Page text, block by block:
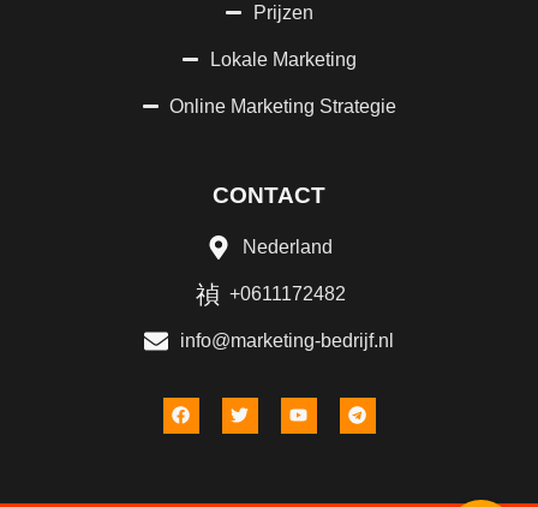
Prijzen
Lokale Marketing
Online Marketing Strategie
CONTACT
Nederland
+0611172482
info@marketing-bedrijf.nl